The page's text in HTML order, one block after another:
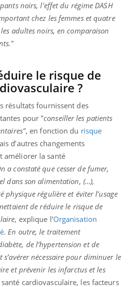
noirs, l'effet du régime DASH
chez les femmes et quatre
adultes noirs, en comparaison
le risque de
?
résultats fournissent des
pour "conseiller les patients
, en fonction du risque
d’autres changements
améliorer la santé
a constaté que cesser de fumer,
dans son alimentation, (…),
régulière et éviter l’usage
de réduire le risque de
, explique l’Organisation
.En outre, le traitement
de l’hypertension et de
s’avérer nécessaire pour diminuer le
et prévenir les infarctus et les
cardiovasculaire, les facteurs